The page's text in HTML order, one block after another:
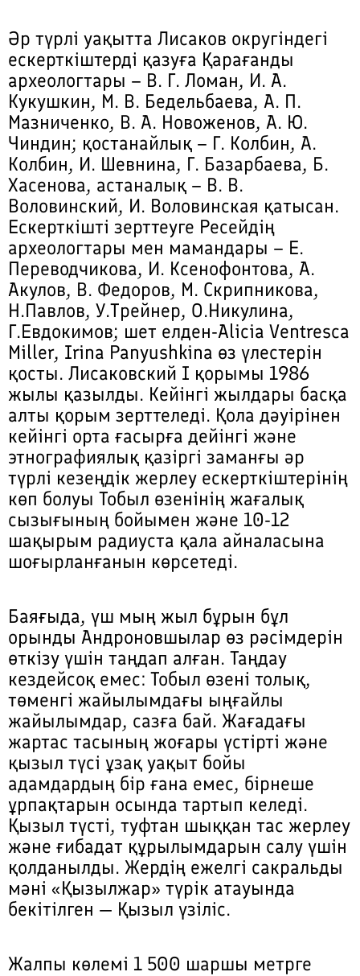
Әр түрлі уақытта Лисаков округіндегі
ескерткіштерді қазуға Қарағанды
археологтары – В. Г. Ломан, И. А.
Кукушкин, М. В. Бедельбаева, А. П.
Мазниченко, В. А. Новоженов, А. Ю.
Чиндин; қостанайлық – Г. Колбин, А.
Колбин, И. Шевнина, Г. Базарбаева, Б.
Хасенова, астаналық – В. В.
Воловинский, И. Воловинская қатысан.
Ескерткішті зерттеуге Ресейдің
археологтары мен мамандары – Е.
Переводчикова, И. Ксенофонтова, А.
Акулов, В. Федоров, М. Скрипникова,
Н.Павлов, У.Трейнер, О.Никулина,
Г.Евдокимов; шет елден-Alicia Ventresca
Miller, Irina Panyushkina өз үлестерін
қосты. Лисаковский I қорымы 1986
жылы қазылды. Кейінгі жылдары басқа
алты қорым зерттеледі. Қола дәуірінен
кейінгі орта ғасырға дейінгі және
этнографиялық қазіргі заманғы әр
түрлі кезеңдік жерлеу ескерткіштерінің
көп болуы Тобыл өзенінің жағалық
сызығының бойымен және 10-12
шақырым радиуста қала айналасына
шоғырланғанын көрсетеді.
Баяғыда, үш мың жыл бұрын бұл
орынды Андроновшылар өз рәсімдерін
өткізу үшін таңдап алған. Таңдау
кездейсоқ емес: Тобыл өзені толық,
төменгі жайылымдағы ыңғайлы
жайылымдар, сазға бай. Жағадағы
жартас тасының жоғары үстірті және
қызыл түсі ұзақ уақыт бойы
адамдардың бір ғана емес, бірнеше
ұрпақтарын осында тартып келеді.
Қызыл түсті, туфтан шыққан тас жерлеу
және ғибадат құрылымдарын салу үшін
қолданылды. Жердің ежелгі сакральды
мәні «Қызылжар» түрік атауында
бекітілген — Қызыл үзіліс.
Жалпы көлемі 1 500 шаршы метрге